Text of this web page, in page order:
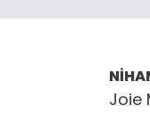
Joie